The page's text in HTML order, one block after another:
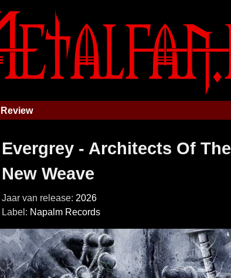
Review
Evergrey - Architects Of The
New Weave
Jaar van release: 2026
Label: Napalm Records